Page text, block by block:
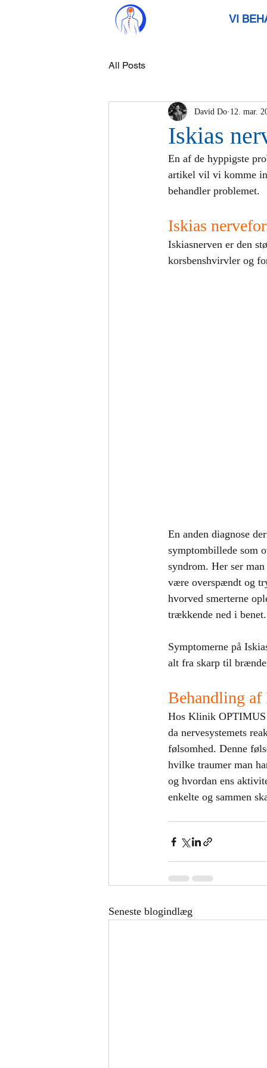
VI
All Posts
Iskias
David Do 12. mar.
En af de hyppigste
artikel vil vi komme
behandler problemet.
Iskias
Iskiasnerven er den
korsbenshvirvler og
En anden diagnose
symptombillede som
syndrom. Her ser
være overspændt og
hvorved smerterne
trækkende ned i benet.
Symptomerne på
alt fra skarp til
Behandling af
Hos Klinik OPTIMUS
da nervesystemets
følsomhed. Denne
hvilke traumer man
og hvordan ens
enkelte og sammen
Seneste blogindlæg